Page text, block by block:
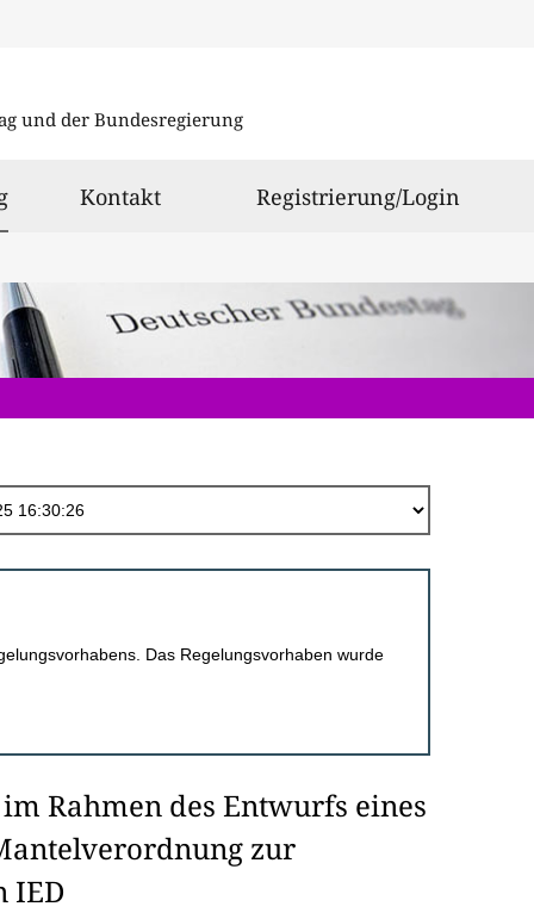
und der Bundesregierung
ausgewählt
Kontakt Registrierung/Login
Das Regelungsvorhaben wurde
Rahmen des Entwurfs eines
zur
IED